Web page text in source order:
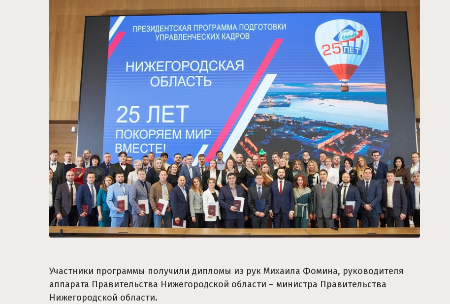
Участники программы получили дипломы из рук Михаила Фомина, руководителя
аппарата Правительства Нижегородской области – министра Правительства
Нижегородской области.